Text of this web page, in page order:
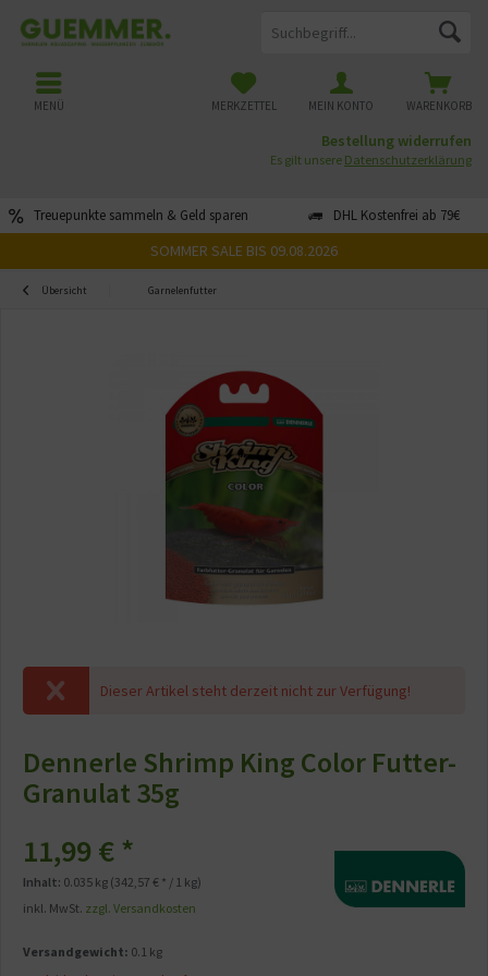
Treuepunkte sammeln & Geld sparen DHL Kostenfrei ab 79€
WARENKORB
MERKZETTEL MEIN KONTO
MENÜ
Bestellung widerrufen
Es gilt unsere Datenschutzerklärung
SOMMER SALE BIS 09.08.2026
Übersicht Garnelenfutter
Dieser Artikel steht derzeit nicht zur Verfügung!
Dennerle Shrimp King Color Futter-
Granulat 35g
11,99 € *
Inhalt: 0.035 kg (342,57 € * / 1 kg)
inkl. MwSt. zzgl. Versandkosten
Versandgewicht: 0.1 kg